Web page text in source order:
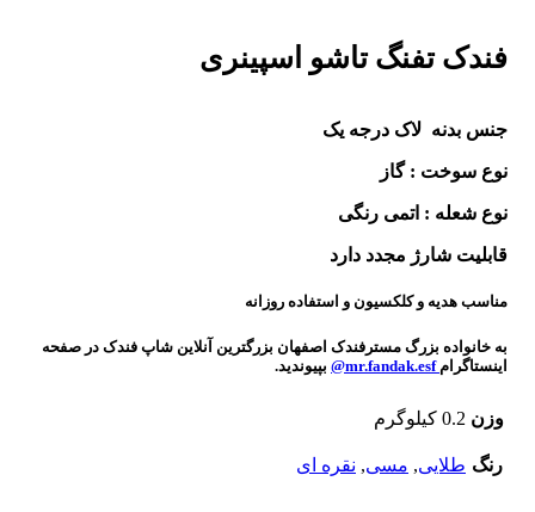
فندک تفنگ تاشو اسپینری
جنس بدنه لاک درجه یک
نوع سوخت : گاز
نوع شعله : اتمی رنگی
قابلیت شارژ مجدد دارد
مناسب هدیه و کلکسیون و استفاده روزانه
به خانواده بزرگ مسترفندک اصفهان بزرگترین آنلاین شاپ فندک در صفحه
اینستاگرام mr.fandak.esf@ بپیوندید.
وزن 0.2 کیلوگرم
رنگ طلایی, مسی, نقره ای